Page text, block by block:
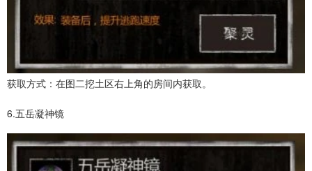
获取方式：在图二挖土区右上角的房间内获取。
6.五岳凝神镜